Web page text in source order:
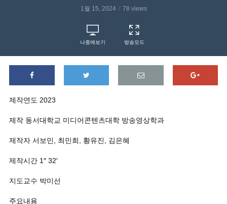
1월 15, 2024 78 views
나중에보기 방송모드
제작연도 2023
제작 동서대학교 미디어콘텐츠대학 방송영상학과
제작자 서보민, 최민희, 황유진, 김은혜
제작시간 1″ 32′
지도교수 박미선
주요내용